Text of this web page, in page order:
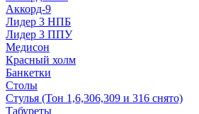
Аккорд-9
Лидер 3 НПБ
Лидер 3 ППУ
Медисон
Красный холм
Банкетки
Столы
Стулья (Тон 1,6,306,309 и 316 снято)
Табуреты